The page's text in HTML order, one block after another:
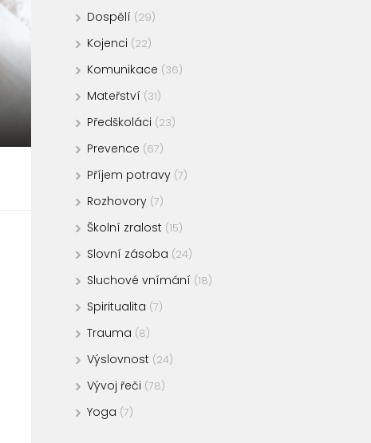
Dospělí (29)
Kojenci (22)
Komunikace (36)
Mateřství (31)
Předškoláci (23)
Prevence (67)
Příjem potravy (7)
Rozhovory (7)
Školní zralost (15)
Slovní zásoba (24)
Sluchové vnímání (18)
Spiritualita (7)
Trauma (8)
Výslovnost (24)
Vývoj řeči (78)
Yoga (7)